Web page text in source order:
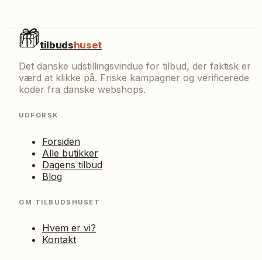
tilbudshuset
Det danske udstillingsvindue for tilbud, der faktisk er
værd at klikke på. Friske kampagner og verificerede
koder fra danske webshops.
UDFORSK
Forsiden
Alle butikker
Dagens tilbud
Blog
OM TILBUDSHUSET
Hvem er vi?
Kontakt